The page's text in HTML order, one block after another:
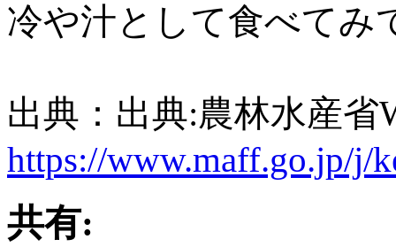
冷や汁として食べてみ
出典：出典:農林水産省
https://www.maff.go.jp/j/
共有: